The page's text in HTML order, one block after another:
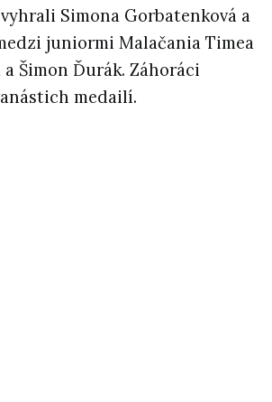
Simona Gorbatenková a
juniormi Malačania Timea
Šimon Ďurák. Záhoráci
medailí.